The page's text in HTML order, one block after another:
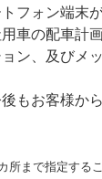
フォン端末
車の配車計
ン、及びメ
もお客様か
まで指定するこ